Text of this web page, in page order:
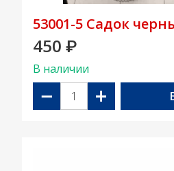
53001-5 Садок
450 ₽
В наличии
− +